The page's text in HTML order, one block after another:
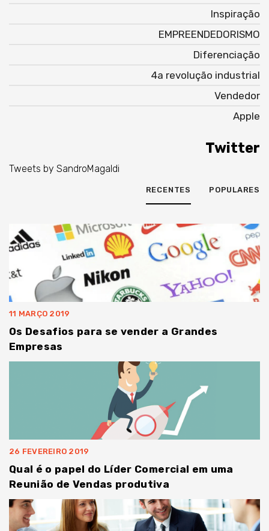
Inspiração
EMPREENDEDORISMO
Diferenciação
4a revolução industrial
Vendedor
Apple
Twitter
Tweets by SandroMagaldi
POPULARES
RECENTES
11 MARÇO 2019
Os Desafios para se vender a Grandes
Empresas
26 FEVEREIRO 2019
Qual é o papel do Líder Comercial em uma
Reunião de Vendas produtiva